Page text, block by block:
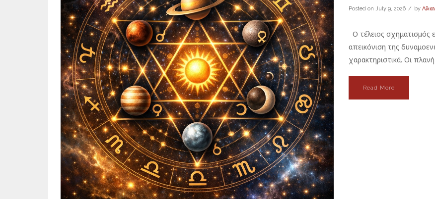
Posted on July 9, 2026 by
Ο τέλειος σχηματισμός
απεικόνιση της
χαρακτηριστικά. Οι
Read More